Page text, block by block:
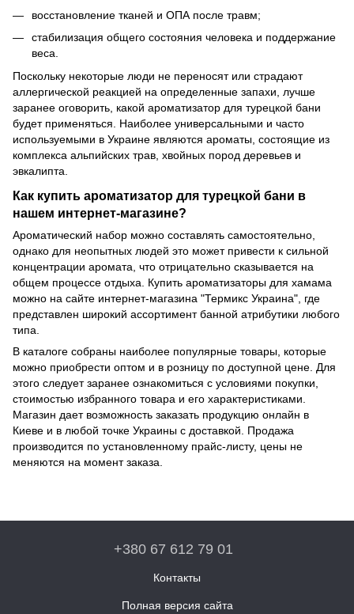
восстановление тканей и ОПА после травм;
стабилизация общего состояния человека и поддержание
веса.
Поскольку некоторые люди не переносят или страдают
аллергической реакцией на определенные запахи, лучше
заранее оговорить, какой ароматизатор для турецкой бани
будет применяться. Наиболее универсальными и часто
используемыми в Украине являются ароматы, состоящие из
комплекса альпийских трав, хвойных пород деревьев и
эвкалипта.
Как купить ароматизатор для турецкой бани в
нашем интернет-магазине?
Ароматический набор можно составлять самостоятельно,
однако для неопытных людей это может привести к сильной
концентрации аромата, что отрицательно сказывается на
общем процессе отдыха. Купить ароматизаторы для хамама
можно на сайте интернет-магазина "Термикс Украина", где
представлен широкий ассортимент банной атрибутики любого
типа.
В каталоге собраны наиболее популярные товары, которые
можно приобрести оптом и в розницу по доступной цене. Для
этого следует заранее ознакомиться с условиями покупки,
стоимостью избранного товара и его характеристиками.
Магазин дает возможность заказать продукцию онлайн в
Киеве и в любой точке Украины с доставкой. Продажа
производится по установленному прайс-листу, цены не
меняются на момент заказа.
+380 67 612 79 01
Контакты
Полная версия сайта